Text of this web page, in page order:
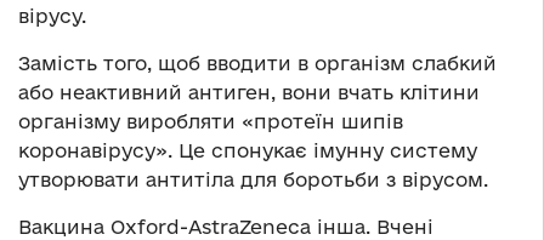
вірусу.
Замість того, щоб вводити в організм слабкий
або неактивний антиген, вони вчать клітини
організму виробляти «протеїн шипів
коронавірусу». Це спонукає імунну систему
утворювати антитіла для боротьби з вірусом.
Вакцина Oxford-AstraZeneca інша. Вчені